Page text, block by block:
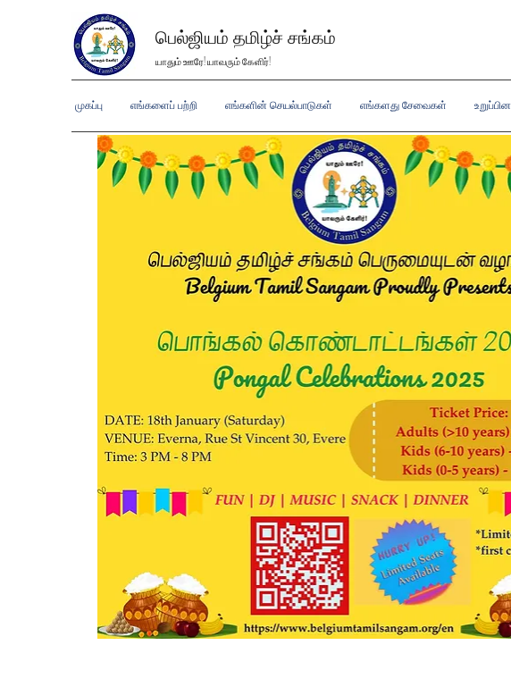
பெல்ஜியம் தமிழ்ச் சங்கம்
யாதும் ஊரே! யாவரும் கேளிர்!
முகப்பு எங்களைப் பற்றி எங்களின் செயல்பாடுகள் எங்களது சேவைகள்